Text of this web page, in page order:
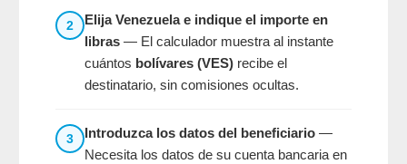
2
Elija Venezuela e indique el importe en
libras — El calculador muestra al instante
cuántos bolívares (VES) recibe el
destinatario, sin comisiones ocultas.
3 Introduzca los datos del beneficiario —
Necesita los datos de su cuenta bancaria en